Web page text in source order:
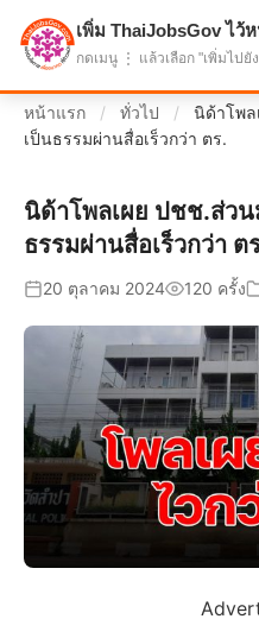
แบ่งปันโอกาส เพื่ออนาคต
หน้าแรก / ทั่วไป /
นิด้าโพล
เป็นธรรมผ่านสื่อเร็วกว่า ตร.
นิด้าโพลเผย ปชช.ส่ว
ธรรมผ่านสื่อเร็วกว่า ต
20 ตุลาคม 2024 120 ครั้ง
เพิ่ม ThaiJobsGov ไว้
กดเมนู ⋮ แล้วเลือก "เพิ่มไปยั